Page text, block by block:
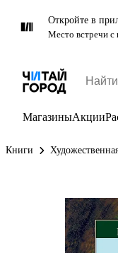
Откройте в
Место встречи с
МагазиныАкции
Книги